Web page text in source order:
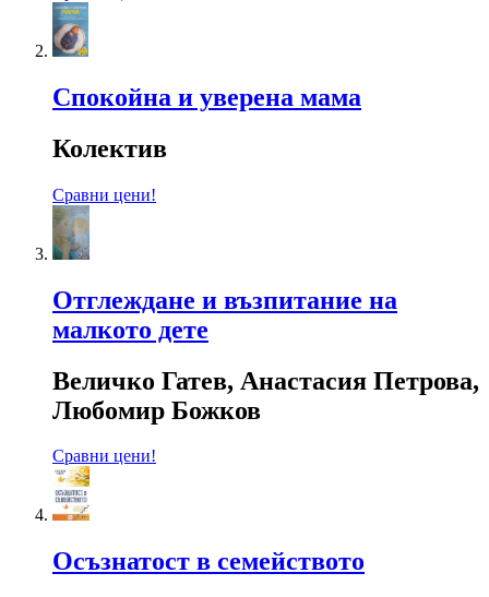
Спокойна и уверена мама
Колектив
Сравни цени!
Отглеждане и възпитание на
малкото дете
Величко Гатев, Анастасия Петрова,
Любомир Божков
Сравни цени!
Осъзнатост в семейството